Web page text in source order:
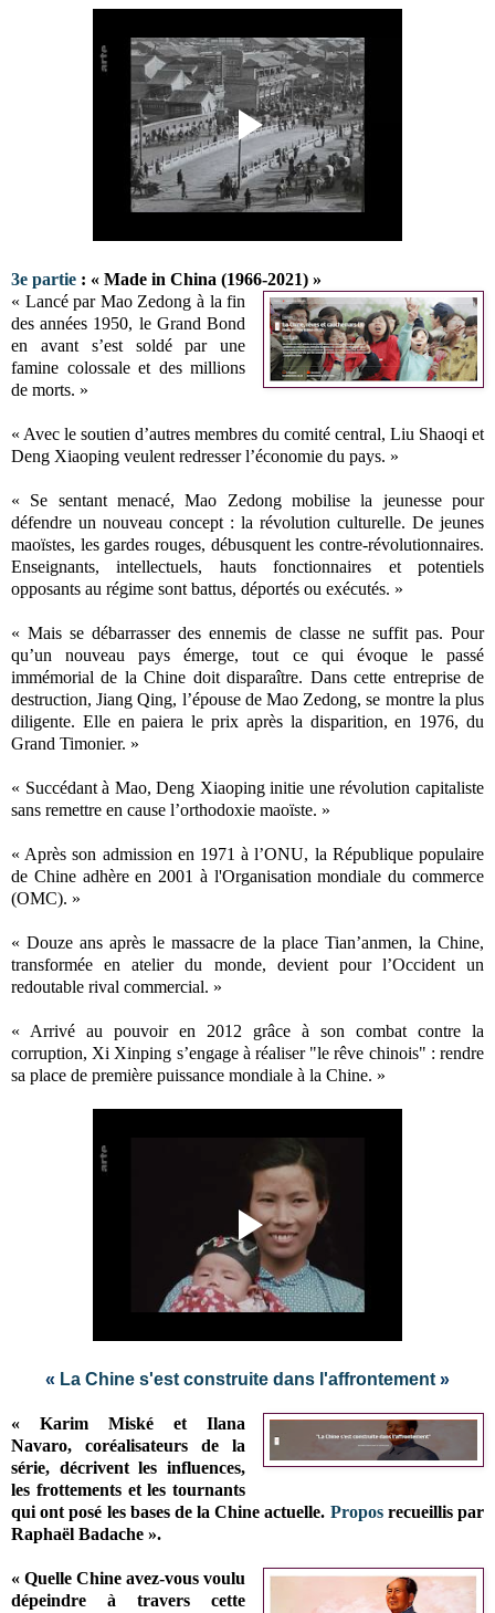
3e partie : « Made in China (1966-2021) »
« Lancé par Mao Zedong à la fin
des années 1950, le Grand Bond
en avant s’est soldé par une
famine colossale et des millions
de morts. »
« Avec le soutien d’autres membres du comité central, Liu Shaoqi et
Deng Xiaoping veulent redresser l’économie du pays. »
« Se sentant menacé, Mao Zedong mobilise la jeunesse pour
défendre un nouveau concept : la révolution culturelle. De jeunes
maoïstes, les gardes rouges, débusquent les contre-révolutionnaires.
Enseignants, intellectuels, hauts fonctionnaires et potentiels
opposants au régime sont battus, déportés ou exécutés. »
« Mais se débarrasser des ennemis de classe ne suffit pas. Pour
qu’un nouveau pays émerge, tout ce qui évoque le passé
immémorial de la Chine doit disparaître. Dans cette entreprise de
destruction, Jiang Qing, l’épouse de Mao Zedong, se montre la plus
diligente. Elle en paiera le prix après la disparition, en 1976, du
Grand Timonier. »
« Succédant à Mao, Deng Xiaoping initie une révolution capitaliste
sans remettre en cause l’orthodoxie maoïste. »
« Après son admission en 1971 à l’ONU, la République populaire
de Chine adhère en 2001 à l'Organisation mondiale du commerce
(OMC). »
« Douze ans après le massacre de la place Tian’anmen, la Chine,
transformée en atelier du monde, devient pour l’Occident un
redoutable rival commercial. »
« Arrivé au pouvoir en 2012 grâce à son combat contre la
corruption, Xi Xinping s’engage à réaliser "le rêve chinois" : rendre
sa place de première puissance mondiale à la Chine. »
« La Chine s'est construite dans l'affrontement »
« Karim Miské et Ilana
Navaro, coréalisateurs de la
série, décrivent les influences,
les frottements et les tournants
qui ont posé les bases de la Chine actuelle. Proposrecueillis par
Raphaël Badache ».
« Quelle Chine avez-vous voulu
dépeindre à travers cette